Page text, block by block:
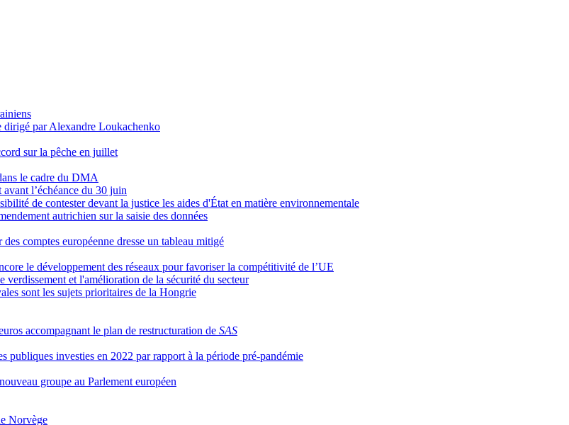
dirigé par Alexandre Loukachenko
sur la pêche en juillet
le cadre du DMA
l’échéance du 30 juin
de contester devant la justice les aides d'État en matière environnementale
autrichien sur la saisie des données
comptes européenne dresse un tableau mitigé
le développement des réseaux pour favoriser la compétitivité de l’UE
et l'amélioration de la sécurité du secteur
sont les sujets prioritaires de la Hongrie
accompagnant le plan de restructuration de SAS
publiques investies en 2022 par rapport à la période pré-pandémie
groupe au Parlement européen
Norvège